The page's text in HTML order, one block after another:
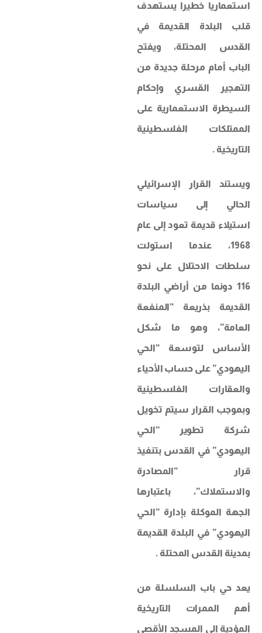
استعماريا خطيرا يستهدف
قلب البلدة القديمة في
القدس المحتلة، ويفتح
الباب أمام مرحلة جديدة من
التهجير القسري وإحكام
السيطرة الاستعمارية على
الممتلكات الفلسطينية
التاريخية .
ويستند القرار الإسرائيلي
الحالي إلى سياسات
استيلاء قديمة تعود إلى عام
1968، عندما استولت
سلطات الاحتلال على نحو
116 دونما من أراضي البلدة
القديمة بذريعة “المنفعة
العامة”، وهو ما شكل
الأساس لتوسعة “الحي
اليهودي” على حساب الأحياء
والعقارات الفلسطينية
وبموجب القرار سيتم تخويل
شركة تطوير “الحي
اليهودي” في القدس بتنفيذ
قرار “المصادرة
والاستملاك”، باعتبارها
الجهة الموكلة بإدارة “الحي
اليهودي” في البلدة القديمة
بمدينة القدس المحتلة .
يعد حي باب السلسلة من
أهم الممرات التاريخية
المؤدية إلى المسجد الأقصى